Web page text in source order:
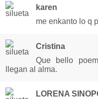
karen
me enkanto lo q
Cristina
Que bello
llegan al alma.
LORENA